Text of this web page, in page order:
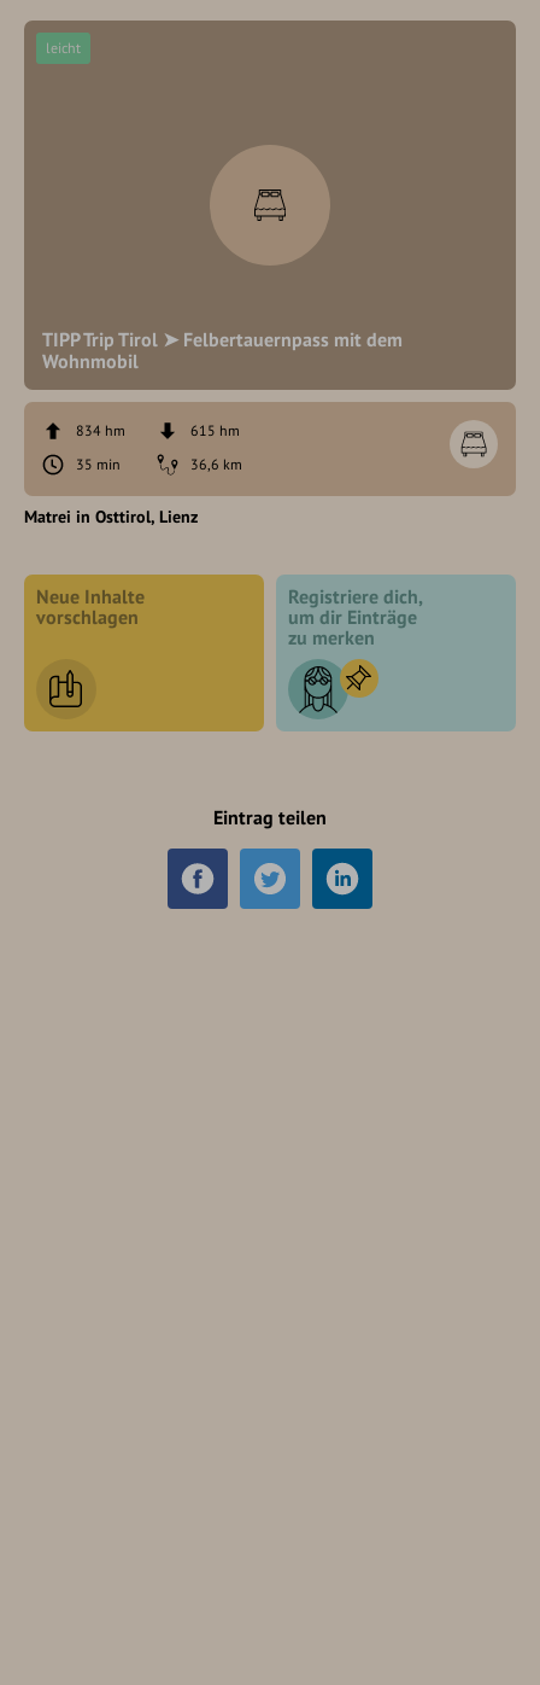
TIPP Trip Tirol ➤ Felbertauernpass mit dem
Wohnmobil
leicht
834 hm
615 hm
35 min
36,6 km
Matrei in Osttirol Lienz
Neue Inhalte
vorschlagen
Registriere dich,
um dir Einträge
zu merken
Eintrag teilen